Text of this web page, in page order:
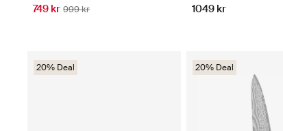
749 kr 999 kr 1049 kr
20% Deal 20% Deal